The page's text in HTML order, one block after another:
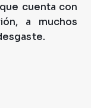
cuenta con
a muchos